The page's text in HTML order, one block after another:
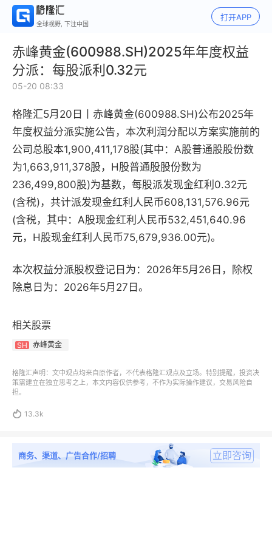
全球视野, 下注中国
打开APP
赤峰黄金(600988.SH)2025年年度权益
分派：每股派利0.32元
05-20 08:33
格隆汇5月20日丨 赤峰黄金(600988.SH)公布2025年
年度权益分派实施公告，本次利润分配以方案实施前的
公司总股本1,900,411,178股(其中：A股普通股股份数
为1,663,911,378股，H股普通股股份数为
236,499,800股)为基数，每股派发现金红利0.32元
(含税)，共计派发现金红利人民币608,131,576.96元
(含税，其中：A股现金红利人民币532,451,640.96
元，H股现金红利人民币75,679,936.00元)。
本次权益分派股权登记日为：2026年5月26日，除权
除息日为：2026年5月27日。
相关股票
SH 赤峰黄金
格隆汇声明：文中观点均来自原作者，不代表格隆汇观点及立场。特别提醒，投资决
策需建立在独立思考之上，本文内容仅供参考，不作为实际操作建议，交易风险自
担。
 13.3k
商务、渠道、广告合作/招聘 立即咨询